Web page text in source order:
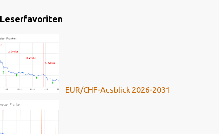
Leserfavoriten
EUR/CHF-Ausblick 2026-2031